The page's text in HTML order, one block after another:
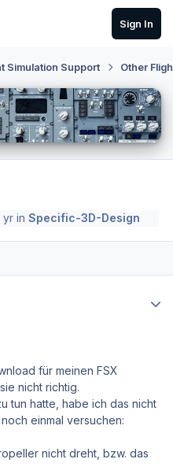
Sign In
Simulation Support Other
yr inSpecific-3D-Design
für meinen FSX
nicht richtig.
tun hatte, habe ich das nicht
einmal versuchen:
nicht dreht, bzw. das